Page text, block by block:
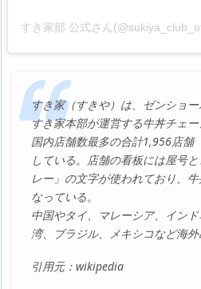
すき家部 公式さん
すき家（すきや）は、ゼンショ
すき家本部が運営する牛丼チェ
国内店舗数最多の合計1,956店舗
している。店舗の看板には屋号
レー」の文字が使われており、
なっている。
中国やタイ、マレーシア、イン
湾、ブラジル、メキシコなど海外
引用元：wikipedia